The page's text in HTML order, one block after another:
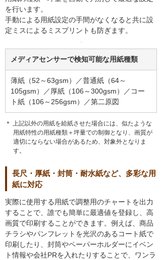
を行います。
手動による用紙設定の手間がなくなると共に設
定ミスによるミスプリントも防ぎます。
メディアセンサーで検知可能な用紙種類
薄紙（52～63gsm）／普通紙（64～
105gsm）／厚紙（106～300gsm）／コー
ト紙（106～256gsm）／第二原図
＊ 上記以外の用紙を給紙させた場合には、似たような
用紙特性の用紙種類＋坪量での制御となり、画質が
適切にならない場合があるため、対象外となりま
す。
長尺・厚紙・封筒・耐水紙など、多彩な用
紙に対応
実際に使用する用紙で調整用のチャートを出力
することで、誰でも簡単に最適値を登録し、高
画質で印刷することができます。例えば、商品
チラシやパンフレットを光沢のあるコート紙で
印刷したり、封筒やペーパーホルダーにイベン
ト情報や会社PRを入れたりすることで、ワンラ